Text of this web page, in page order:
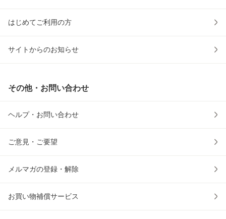
はじめてご利用の方
サイトからのお知らせ
その他・お問い合わせ
ヘルプ・お問い合わせ
ご意見・ご要望
メルマガの登録・解除
お買い物補償サービス